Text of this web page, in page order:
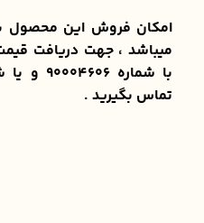
امکان فروش این محصول
میباشد ، جهت دریافت
تماس بگیرید .